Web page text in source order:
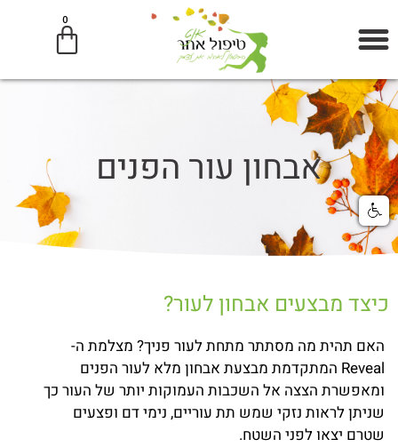
0
אבחון עור הפנים
כיצד מבצעים אבחון לעור?
האם תהית מה מסתתר מתחת לעור פניך? מצלמת ה-
Reveal המתקדמת מבצעת אבחון מלא לעור הפנים
ומאפשרת הצצה אל השכבות העמוקות יותר של העור כך
שניתן לראות נזקי שמש תת עוריים, נימי דם ופצעים
שטרם יצאו לפני השטח.